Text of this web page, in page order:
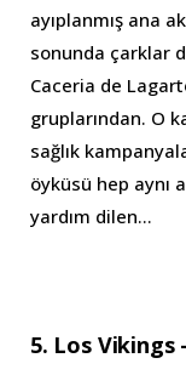
ayıplanmış ana
sonunda çarklar
Caceria de
gruplarından. O
sağlık
öyküsü hep aynı
yardım dilen…
5. Los Vikings